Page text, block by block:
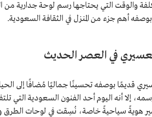
والوقت التي يحتاجها رسم لوحة جدارية
أهم جزء من المنزل في الثقافة السعودية.
في العصر الحديث
قديمًا بوصفه تحسينًا جماليًا مُضافًا إلى الحياة
إلا أنه اليوم أحد الفنون السعودية التي
سياحيةً خاصة، نُسِقت في لوحات الطرق